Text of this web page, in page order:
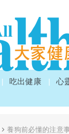
吃出健康 心
養狗前必懂的注意